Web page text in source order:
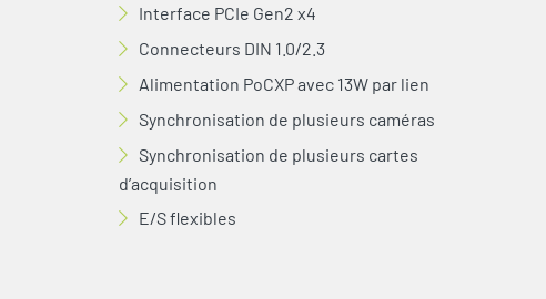
Interface PCIe Gen2 x4
Connecteurs DIN 1.0/2.3
Alimentation PoCXP avec 13W par lien
Synchronisation de plusieurs caméras
Synchronisation de plusieurs cartes
d’acquisition
E/S flexibles